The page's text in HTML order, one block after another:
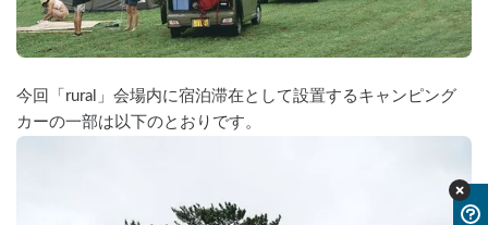
今回「rural」会場内に宿泊滞在として設置するキャンピング
カーの一部は以下のとおりです。